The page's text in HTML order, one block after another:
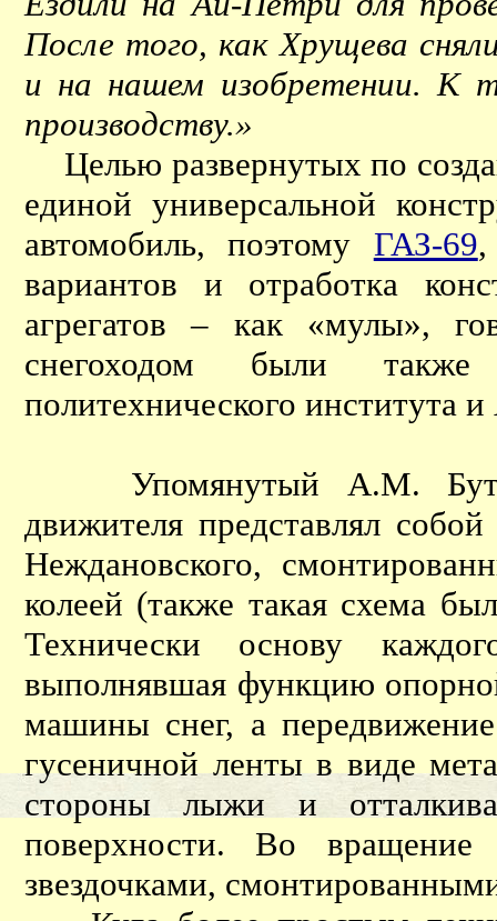
После того, как Хрущева
и на нашем изобретении. К
производству.»
Целью развернутых по
единой универсальной
автомобиль, поэтому ГАЗ-69,
вариантов и отработка
агрегатов – как «мулы»,
снегоходом были также
политехнического института
Упомянутый А.М.
движителя представлял
Неждановского,
колеей (также такая схема
Технически основу
выполнявшая функцию
машины снег, а
гусеничной ленты в виде
стороны лыжи и
поверхности. Во вращение
звездочками,